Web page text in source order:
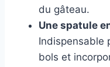
du gâteau.
Une spatule
Indispensable
bols et